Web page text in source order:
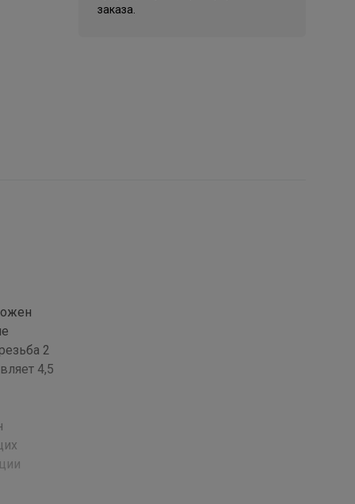
заказа.
2
4,5